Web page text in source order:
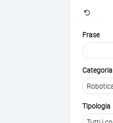
Frase
Categoria
Tipologia